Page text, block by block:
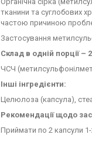
тканини та суглобових
частою причиною
Застосування
Склад в одній порції –
ЧСЧ
Інші інгредієнти:
Целюлоза (капсула),
Рекомендації щодо
Приймати по 2 капсули